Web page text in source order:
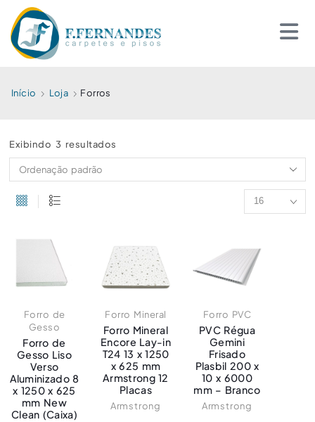
Início Loja Forros
Exibindo 3 resultados
Forro de
Gesso
Forro de
Gesso Liso
Verso
Aluminizado 8
x 1250 x 625
mm New
Clean (Caixa)
Forro Mineral
Forro Mineral
Encore Lay-in
T24 13 x 1250
x 625 mm
Armstrong 12
Placas
Armstrong
Forro PVC
PVC Régua
Gemini
Frisado
Plasbil 200 x
10 x 6000
mm – Branco
Armstrong